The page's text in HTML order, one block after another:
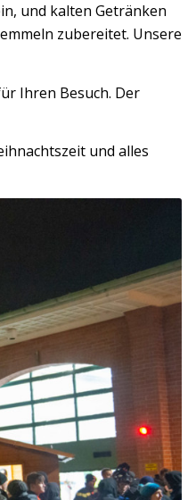
und kalten Getränken
zubereitet. Unsere
Ihren Besuch. Der
und alles